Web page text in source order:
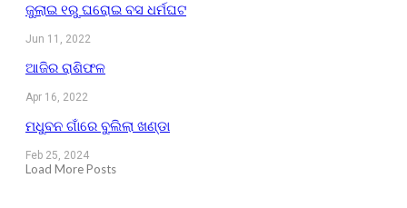
ଜୁଲାଇ ୧ରୁ ଘରୋଇ ବସ ଧର୍ମଘଟ
Jun 11, 2022
ଆଜିର ରାଶିଫଳ
Apr 16, 2022
ମଧୁବନ ଗାଁରେ ବୁଲିଲା ଖଣ୍ଡା
Feb 25, 2024
Load More Posts